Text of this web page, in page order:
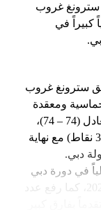
سترونغ غروب
كبيراً في
سترونغ غروب
كانت حماسية ومعقدة
حتى الثواني الأخيرة، فعندما كانت النتيجة التعادل (74 – 74)،
سجل الأسطورة إسماعيل سمعة سلة الفوز (3 نقاط) مع نهاية
دبي.
في دورة دبي
الدولية بعد أن سبق وحقق اللقب في العام 2023، كما رفع عدد